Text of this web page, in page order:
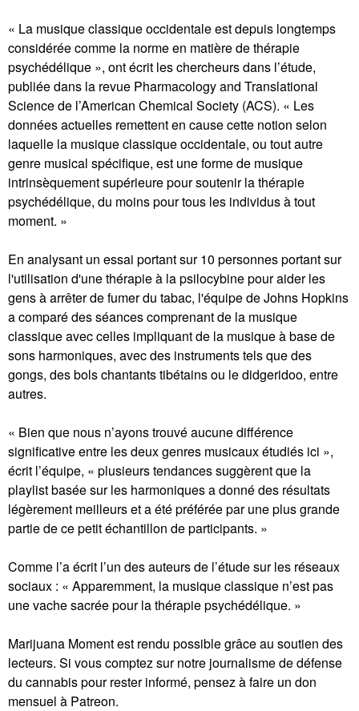
« La musique classique occidentale est depuis longtemps
considérée comme la norme en matière de thérapie
psychédélique », ont écrit les chercheurs dans l’étude,
publiée dans la revue Pharmacology and Translational
Science de l’American Chemical Society (ACS). « Les
données actuelles remettent en cause cette notion selon
laquelle la musique classique occidentale, ou tout autre
genre musical spécifique, est une forme de musique
intrinsèquement supérieure pour soutenir la thérapie
psychédélique, du moins pour tous les individus à tout
moment. »
En analysant un essai portant sur 10 personnes portant sur
l'utilisation d'une thérapie à la psilocybine pour aider les
gens à arrêter de fumer du tabac, l'équipe de Johns Hopkins
a comparé des séances comprenant de la musique
classique avec celles impliquant de la musique à base de
sons harmoniques, avec des instruments tels que des
gongs, des bols chantants tibétains ou le didgeridoo, entre
autres.
« Bien que nous n’ayons trouvé aucune différence
significative entre les deux genres musicaux étudiés ici »,
écrit l’équipe, « plusieurs tendances suggèrent que la
playlist basée sur les harmoniques a donné des résultats
légèrement meilleurs et a été préférée par une plus grande
partie de ce petit échantillon de participants. »
Comme l’a écrit l’un des auteurs de l’étude sur les réseaux
sociaux : « Apparemment, la musique classique n’est pas
une vache sacrée pour la thérapie psychédélique. »
Marijuana Moment est rendu possible grâce au soutien des
lecteurs. Si vous comptez sur notre journalisme de défense
du cannabis pour rester informé, pensez à faire un don
mensuel à Patreon.